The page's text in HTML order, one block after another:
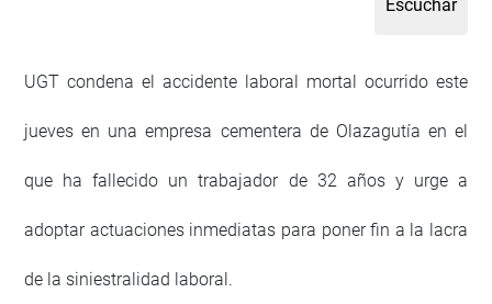
UGT condena el accidente laboral mortal ocurrido este
jueves en una empresa cementera de Olazagutía en el
que ha fallecido un trabajador de 32 años y urge a
adoptar actuaciones inmediatas para poner fin a la lacra
de la siniestralidad laboral.